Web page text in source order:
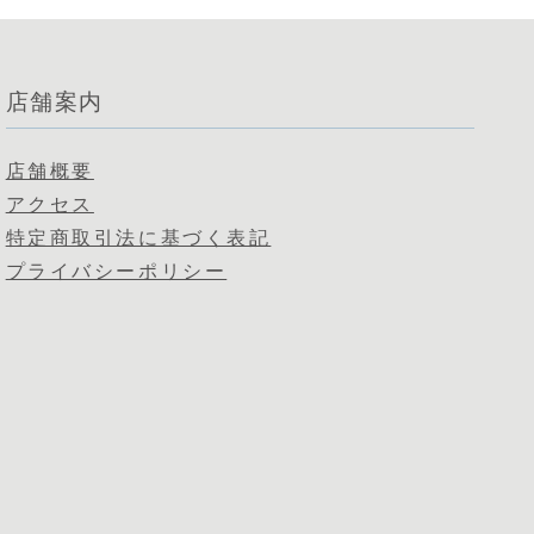
店舗案内
店舗概要
アクセス
特定商取引法に基づく表記
プライバシーポリシー